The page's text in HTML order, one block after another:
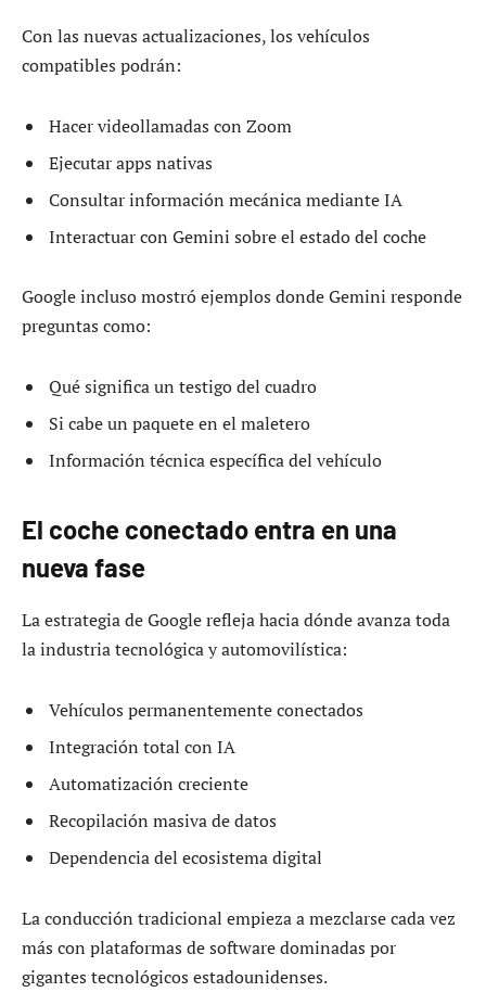
Con las nuevas actualizaciones, los vehículos
compatibles podrán:
Hacer videollamadas con Zoom
Ejecutar apps nativas
Consultar información mecánica mediante IA
Interactuar con Gemini sobre el estado del coche
Google incluso mostró ejemplos donde Gemini responde
preguntas como:
Qué significa un testigo del cuadro
Si cabe un paquete en el maletero
Información técnica específica del vehículo
El coche conectado entra en una
nueva fase
La estrategia de Google refleja hacia dónde avanza toda
la industria tecnológica y automovilística:
Vehículos permanentemente conectados
Integración total con IA
Automatización creciente
Recopilación masiva de datos
Dependencia del ecosistema digital
La conducción tradicional empieza a mezclarse cada vez
más con plataformas de software dominadas por
gigantes tecnológicos estadounidenses.